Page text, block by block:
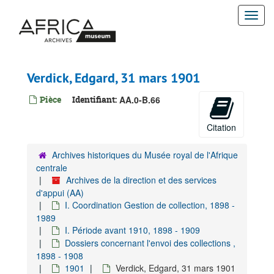
contenu
Verdick, Edgard, 31 mars 1901
Pièce Identifiant: AA.0-B.66
Citation
Archives historiques du Musée royal de l'Afrique
centrale
Archives de la direction et des services
d'appui (AA)
I. Coordination Gestion de collection, 1898 -
1989
I. Période avant 1910, 1898 - 1909
Dossiers concernant l'envoi des collections ,
1898 - 1908
1901
Verdick, Edgard, 31 mars 1901